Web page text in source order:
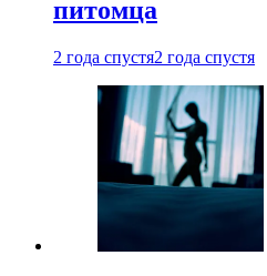
питомца
2 года спустя2 года спустя